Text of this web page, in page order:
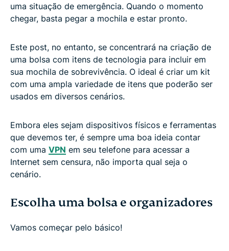
uma situação de emergência. Quando o momento
chegar, basta pegar a mochila e estar pronto.
Este post, no entanto, se concentrará na criação de
uma bolsa com itens de tecnologia para incluir em
sua mochila de sobrevivência. O ideal é criar um kit
com uma ampla variedade de itens que poderão ser
usados em diversos cenários.
Embora eles sejam dispositivos físicos e ferramentas
que devemos ter, é sempre uma boa ideia contar
com uma VPN em seu telefone para acessar a
Internet sem censura, não importa qual seja o
cenário.
Escolha uma bolsa e organizadores
Vamos começar pelo básico!